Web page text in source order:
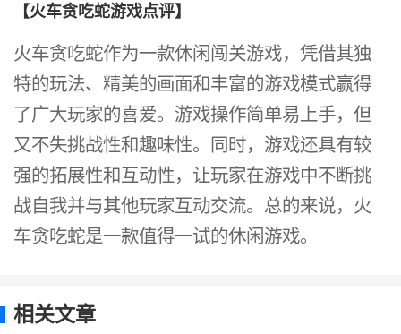
【火车贪吃蛇游戏点评】
火车贪吃蛇作为一款休闲闯关游戏，凭借其独
特的玩法、精美的画面和丰富的游戏模式赢得
了广大玩家的喜爱。游戏操作简单易上手，但
又不失挑战性和趣味性。同时，游戏还具有较
强的拓展性和互动性，让玩家在游戏中不断挑
战自我并与其他玩家互动交流。总的来说，火
车贪吃蛇是一款值得一试的休闲游戏。
相关文章